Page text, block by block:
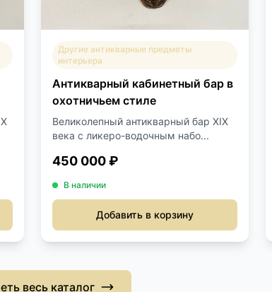
Другие антикварные предметы
интерьера
Антикварный кабинетный бар в
охотничьем стиле
Великолепный антикварный бар XIX
века с ликеро-водочным набо...
450 000 ₽
В наличии
Добавить в корзину
весь каталог